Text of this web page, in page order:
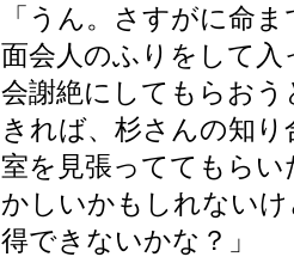
「うん。さすがに命
面会人のふりをして
会謝絶にしてもらお
きれば、杉さんの知
室を見張っててもら
かしいかもしれない
得できないかな？」